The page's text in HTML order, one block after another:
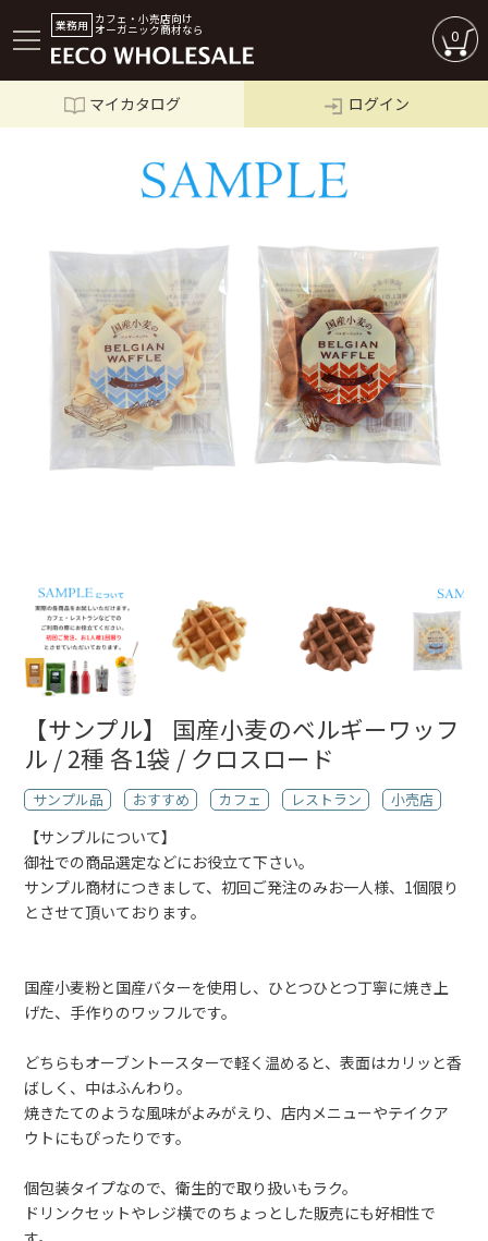
業務用 カフェ・小売店向け
オーガニック商材なら
マイカタログ ログイン
0
【サンプル】 国産小麦のベルギーワッフ
ル / 2種 各1袋 / クロスロード
サンプル品 おすすめ カフェ レストラン 小売店
【サンプルについて】
御社での商品選定などにお役立て下さい。
サンプル商材につきまして、初回ご発注のみお一人様、1個限り
とさせて頂いております。
国産小麦粉と国産バターを使用し、ひとつひとつ丁寧に焼き上
げた、手作りのワッフルです。
どちらもオーブントースターで軽く温めると、表面はカリッと香
ばしく、中はふんわり。
焼きたてのような風味がよみがえり、店内メニューやテイクア
ウトにもぴったりです。
個包装タイプなので、衛生的で取り扱いもラク。
ドリンクセットやレジ横でのちょっとした販売にも好相性で